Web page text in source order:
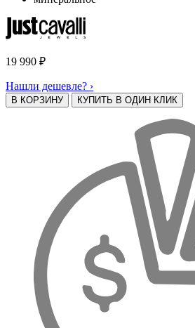
19 990 ₽
Нашли дешевле? ›
В КОРЗИНУ КУПИТЬ В ОДИН КЛИК